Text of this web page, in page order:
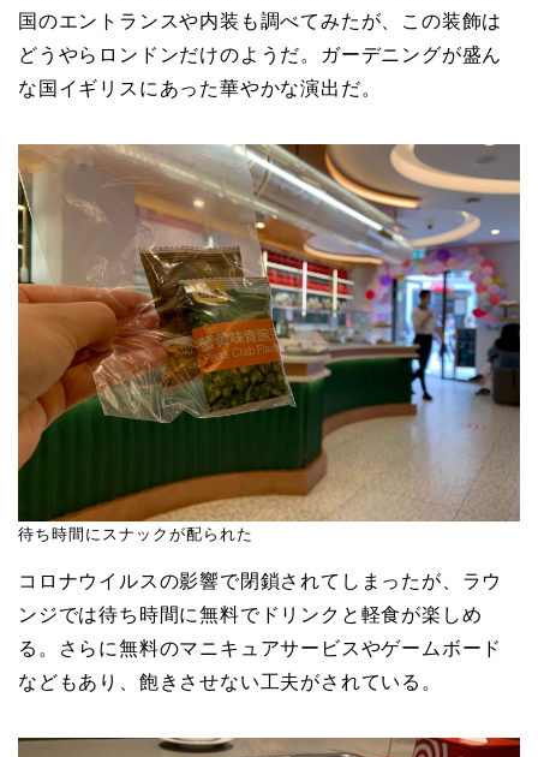
国のエントランスや内装も調べてみたが、この装飾は
どうやらロンドンだけのようだ。ガーデニングが盛ん
な国イギリスにあった華やかな演出だ。
待ち時間にスナックが配られた
コロナウイルスの影響で閉鎖されてしまったが、ラウ
ンジでは待ち時間に無料でドリンクと軽食が楽しめ
る。さらに無料のマニキュアサービスやゲームボード
などもあり、飽きさせない工夫がされている。